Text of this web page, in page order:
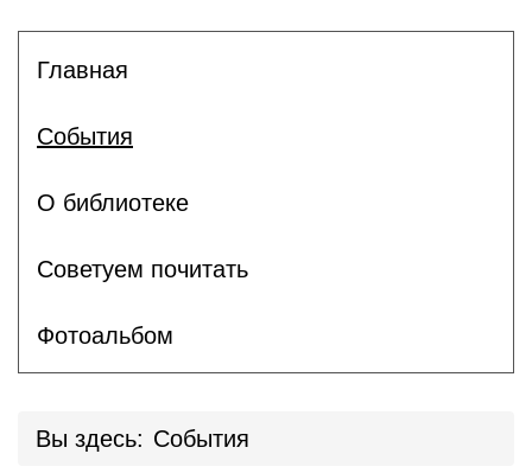
Главная
События
О библиотеке
Советуем почитать
Фотоальбом
Вы здесь: События